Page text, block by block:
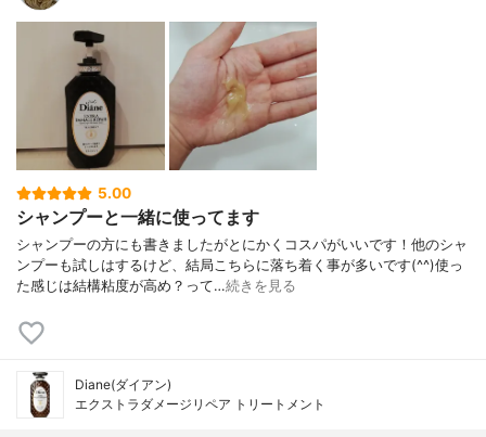
5.00
シャンプーと一緒に使ってます
シャンプーの方にも書きましたがとにかくコスパがいいです！他のシャ
ンプーも試しはするけど、結局こちらに落ち着く事が多いです(^^)使っ
た感じは結構粘度が高め？って…続きを見る
Diane(ダイアン)
エクストラダメージリペア トリートメント